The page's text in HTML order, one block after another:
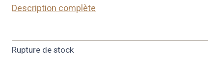
Description complète
Rupture de stock